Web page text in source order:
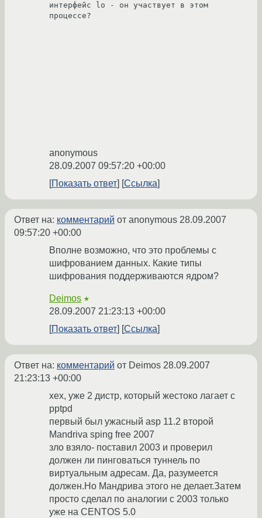
интерфейс lo - он участвует в этом
процессе?
anonymous
28.09.2007 09:57:20 +00:00
Показать ответ
Ссылка
Ответ на: комментарий от anonymous 28.09.2007
09:57:20 +00:00
Вполне возможно, что это проблемы с
шифрованием данных. Какие типы
шифрования поддерживаются ядром?
Deimos ★
28.09.2007 21:23:13 +00:00
Показать ответ
Ссылка
Ответ на: комментарий от Deimos 28.09.2007
21:23:13 +00:00
хех, уже 2 дистр, который жестоко лагает с
pptpd
первый был ужасный asp 11.2 второй
Mandriva sping free 2007
зло взяло- поставил 2003 и проверил
должен ли пинговаться туннель по
виртуальным адресам. Да, разумеется
должен.Но Мандрива этого не делает.Затем
просто сделал по аналогии с 2003 только
уже на CENTOS 5.0